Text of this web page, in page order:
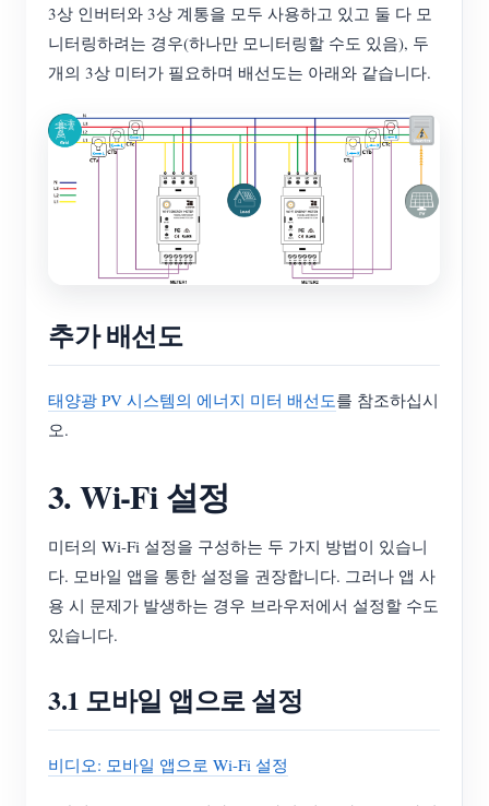
3상 인버터와 3상 계통을 모두 사용하고 있고 둘 다 모
니터링하려는 경우(하나만 모니터링할 수도 있음), 두
개의 3상 미터가 필요하며 배선도는 아래와 같습니다.
추가 배선도
태양광 PV 시스템의 에너지 미터 배선도를 참조하십시
오.
3. Wi-Fi 설정
미터의 Wi-Fi 설정을 구성하는 두 가지 방법이 있습니
다. 모바일 앱을 통한 설정을 권장합니다. 그러나 앱 사
용 시 문제가 발생하는 경우 브라우저에서 설정할 수도
있습니다.
3.1 모바일 앱으로 설정
비디오: 모바일 앱으로 Wi-Fi 설정